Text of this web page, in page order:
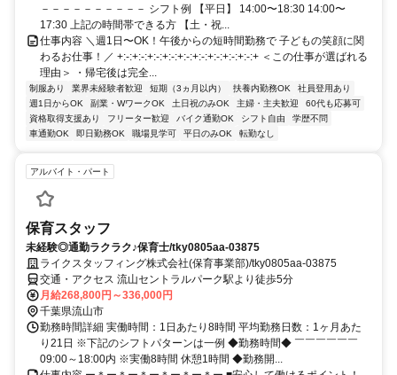
－－－－－－－－－－ シフト例 【平日】 14:00〜18:30 14:00〜
17:30 上記の時間帯できる方 【土・祝...
仕事内容 ＼週1日〜OK！午後からの短時間勤務で 子どもの笑顔に関
わるお仕事！／ +:-:+:-:+:-:+:-:+:-:+:-:+:-:+:-:+:-:+ ＜この仕事が選ばれる
理由＞ ・帰宅後は完全...
制服あり 業界未経験者歓迎 短期（3ヵ月以内） 扶養内勤務OK
社員登用あり
週1日からOK
副業・WワークOK 土日祝のみOK 主婦・主夫歓迎
60代も応募可
資格取得支援あり
フリーター歓迎 バイク通勤OK シフト自由
学歴不問
車通勤OK
即日勤務OK 職場見学可 平日のみOK 転勤なし
アルバイト・パート
保育スタッフ
未経験◎通勤ラクラク♪保育士/tky0805aa-03875
ライクスタッフィング株式会社(保育事業部)/tky0805aa-03875
交通・アクセス 流山セントラルパーク駅より徒歩5分
月給268,800円～336,000円
千葉県流山市
勤務時間詳細 実働時間：1日あたり8時間 平均勤務日数：1ヶ月あた
り21日 ※下記のシフトパターンは一例 ◆勤務時間◆ ￣￣￣￣￣￣
09:00～18:00内 ※実働8時間 休憩1時間 ◆勤務開...